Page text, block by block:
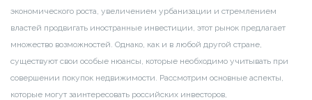
экономического роста, увеличением урбанизации и стремлением
властей продвигать иностранные инвестиции, этот рынок предлагает
множество возможностей. Однако, как и в любой другой стране,
существуют свои особые нюансы, которые необходимо учитывать при
совершении покупок недвижимости. Рассмотрим основные аспекты,
которые могут заинтересовать российских инвесторов,